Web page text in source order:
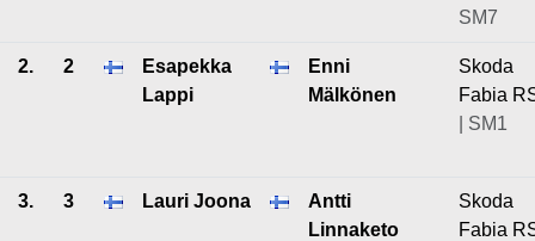
SM7
2. 2
Esapekka
Lappi
Enni
Mälkönen
Skoda
Fabia
| SM1
3. 3 Lauri Joona
Antti
Linnaketo
Skoda
Fabia